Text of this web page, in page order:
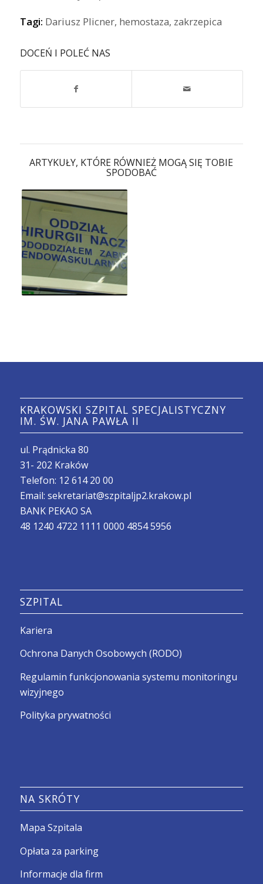
Tagi: Dariusz Plicner, hemostaza, zakrzepica
DOCEŃ I POLEĆ NAS
ARTYKUŁY, KTÓRE RÓWNIEŻ MOGĄ SIĘ TOBIE
SPODOBAĆ
KRAKOWSKI SZPITAL SPECJALISTYCZNY
IM. ŚW. JANA PAWŁA II
ul. Prądnicka 80
31- 202 Kraków
Telefon: 12 614 20 00
Email: sekretariat@szpitaljp2.krakow.pl
BANK PEKAO SA
48 1240 4722 1111 0000 4854 5956
SZPITAL
Kariera
Ochrona Danych Osobowych (RODO)
Regulamin funkcjonowania systemu monitoringu
wizyjnego
Polityka prywatności
NA SKRÓTY
Mapa Szpitala
Opłata za parking
Informacje dla firm